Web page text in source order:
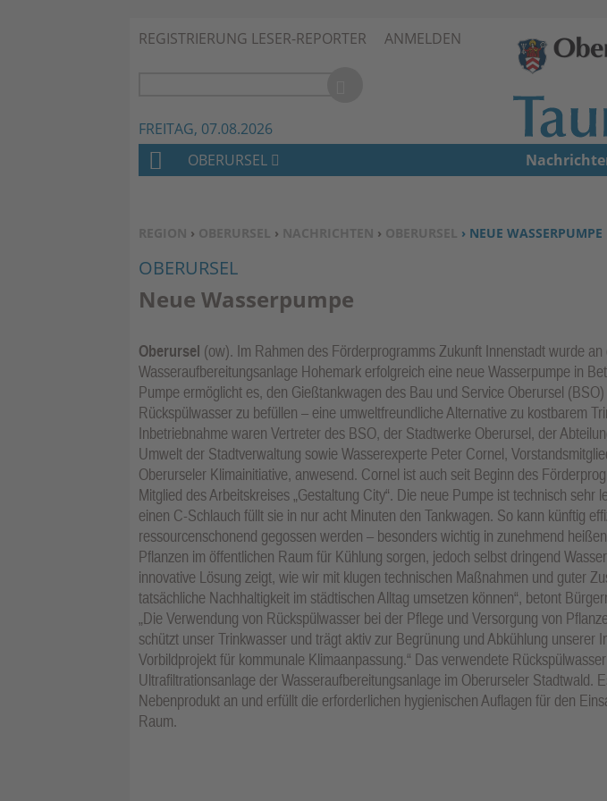
Zum
REGISTRIERUNG LESER-REPORTER ANMELDEN
FREITAG, 07.08.2026
SIE BEFINDEN SICH HIER:
REGION › OBERURSEL › NACHRICHTEN › OBERURSEL › NEUE WASSERPUMPE
OBERURSEL
Neue Wasserpumpe
Oberursel (ow). Im Rahmen des Förderprogramms Zukunft Innenstadt wurde an
Wasseraufbereitungsanlage Hohemark erfolgreich eine neue Wasserpumpe in
Pumpe ermöglicht es, den Gießtankwagen des Bau und Service Oberursel
Rückspülwasser zu befüllen – eine umweltfreundliche Alternative zu kostbarem
Inbetriebnahme waren Vertreter des BSO, der Stadtwerke Oberursel, der
Umwelt der Stadtverwaltung sowie Wasserexperte Peter Cornel,
Oberurseler Klimainitiative, anwesend. Cornel ist auch seit Beginn des
Mitglied des Arbeitskreises „Gestaltung City“. Die neue Pumpe ist technisch sehr
einen C-Schlauch füllt sie in nur acht Minuten den Tankwagen. So kann künftig
ressourcenschonend gegossen werden – besonders wichtig in zunehmend
Pflanzen im öffentlichen Raum für Kühlung sorgen, jedoch selbst dringend
innovative Lösung zeigt, wie wir mit klugen technischen Maßnahmen und guter
tatsächliche Nachhaltigkeit im städtischen Alltag umsetzen können“, betont
„Die Verwendung von Rückspülwasser bei der Pflege und Versorgung von
schützt unser Trinkwasser und trägt aktiv zur Begrünung und Abkühlung unserer
Vorbildprojekt für kommunale Klimaanpassung.“ Das verwendete
Ultrafiltrationsanlage der Wasseraufbereitungsanlage im Oberurseler Stadtwald.
Nebenprodukt an und erfüllt die erforderlichen hygienischen Auflagen für den
Raum.
H
M
E
OBERURSEL